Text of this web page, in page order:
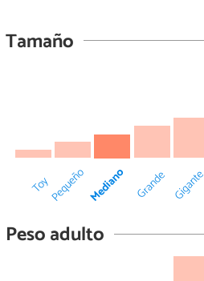
Tamaño
ToyPequeñoMediano Grande Gigante
Peso adulto